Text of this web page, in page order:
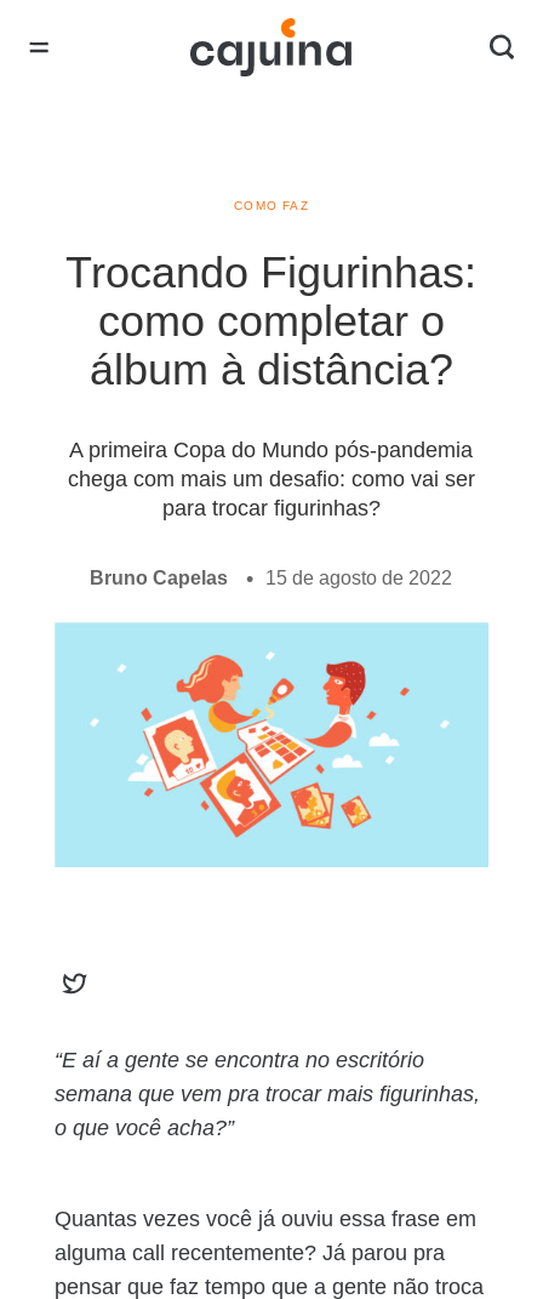
COMO FAZ
Trocando Figurinhas:
como completar o
álbum à distância?
A primeira Copa do Mundo pós-pandemia
chega com mais um desafio: como vai ser
para trocar figurinhas?
Bruno Capelas 15 de agosto de 2022
“E aí a gente se encontra no escritório
semana que vem pra trocar mais figurinhas,
o que você acha?”
Quantas vezes você já ouviu essa frase em
alguma call recentemente? Já parou pra
pensar que faz tempo que a gente não troca